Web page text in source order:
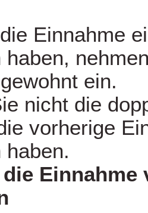
Einnahme
ein.
nicht die
vorherige
die Einnahme